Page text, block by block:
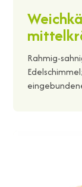
Rahmig-